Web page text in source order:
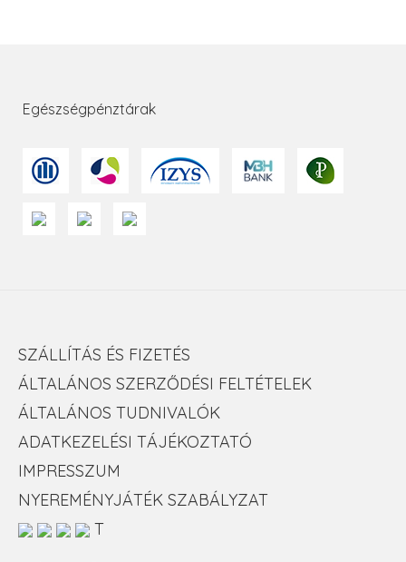
Egészségpénztárak
SZÁLLÍTÁS ÉS FIZETÉS
ÁLTALÁNOS SZERZŐDÉSI FELTÉTELEK
ÁLTALÁNOS TUDNIVALÓK
ADATKEZELÉSI TÁJÉKOZTATÓ
IMPRESSZUM
NYEREMÉNYJÁTÉK SZABÁLYZAT
T